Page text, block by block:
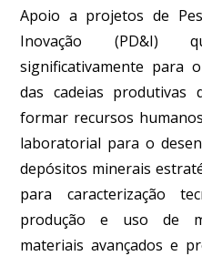
Apoio a projetos de
Inovação (PD&I)
significativamente para
das cadeias produtivas
formar recursos
laboratorial para o
depósitos minerais
para caracterização
produção e uso de
materiais avançados e